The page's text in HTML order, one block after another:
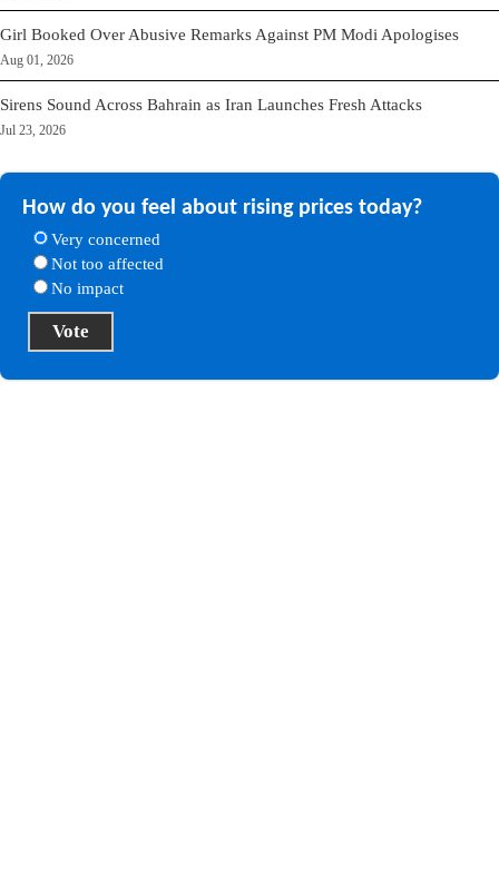
Girl Booked Over Abusive Remarks Against PM Modi Apologises
Aug 01, 2026
Sirens Sound Across Bahrain as Iran Launches Fresh Attacks
Jul 23, 2026
How do you feel about rising prices today?
Very concerned
Not too affected
No impact